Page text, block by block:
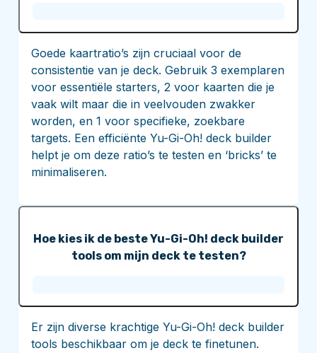
Goede kaartratio’s zijn cruciaal voor de
consistentie van je deck. Gebruik 3 exemplaren
voor essentiële starters, 2 voor kaarten die je
vaak wilt maar die in veelvouden zwakker
worden, en 1 voor specifieke, zoekbare
targets. Een efficiënte Yu-Gi-Oh! deck builder
helpt je om deze ratio’s te testen en ‘bricks’ te
minimaliseren.
Hoe kies ik de beste Yu-Gi-Oh! deck builder
tools om mijn deck te testen?
Er zijn diverse krachtige Yu-Gi-Oh! deck builder
tools beschikbaar om je deck te finetunen.